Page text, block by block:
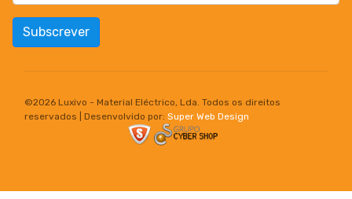
Subscrever
©2026 Luxivo - Material Eléctrico, Lda. Todos os direitos
reservados | Desenvolvido por: Super Web Design